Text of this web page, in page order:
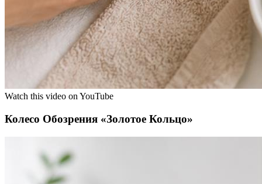
Watch this video on YouTube
Колесо Обозрения «Золотое Кольцо»